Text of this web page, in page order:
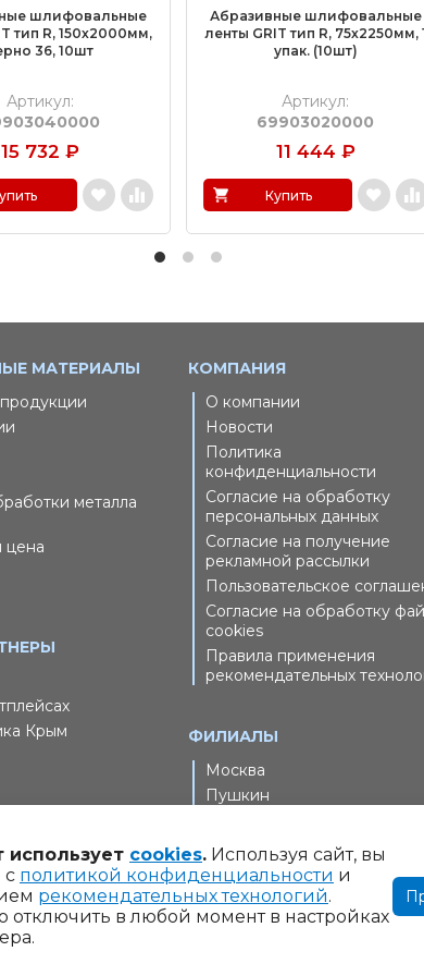
шлифовальные
тип R, 150х2000мм,
36, 10шт
Артикул:
15 732 ₽
Абразивные шлифовальные
ленты GRIT тип R, 75х2250мм,
упак. (10шт)
Артикул:
69903020000
11 444 ₽
Купить
МАТЕРИАЛЫ
металла
цена
Крым
КОМПАНИЯ
О компании
Новости
Политика
конфиденциальности
Согласие на обработку
персональных данных
Согласие на получение
рекламной рассылки
Пользовательское
Согласие на обработку
cookies
Правила применения
рекомендательных
ФИЛИАЛЫ
Москва
Пушкин
Шлифовальные технологии, ООО. Все права
офертой. Указанные на сайте www.gtool.ru
использует cookies. Используя сайт, вы
с политикой конфиденциальности и
рекомендательных технологий.
отключить в любой момент в настройках